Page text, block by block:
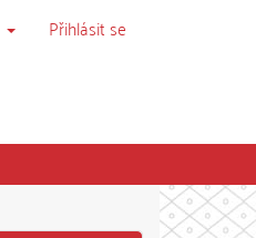
Přihlásit se